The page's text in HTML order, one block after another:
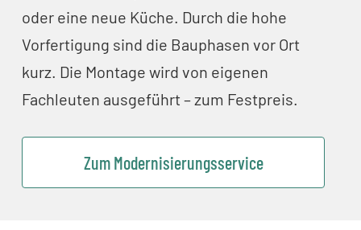
oder eine neue Küche. Durch die hohe
Vorfertigung sind die Bauphasen vor Ort
kurz. Die Montage wird von eigenen
Fachleuten ausgeführt – zum Festpreis.
Zum Modernisierungsservice